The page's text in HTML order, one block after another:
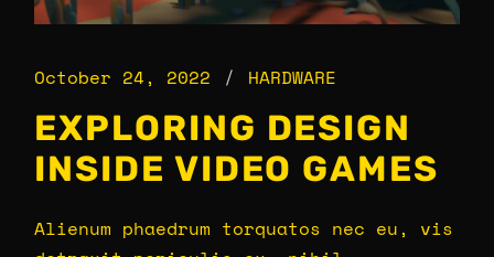
October 24, 2022 HARDWARE
EXPLORING DESIGN
INSIDE VIDEO GAMES
Alienum phaedrum torquatos nec eu, vis